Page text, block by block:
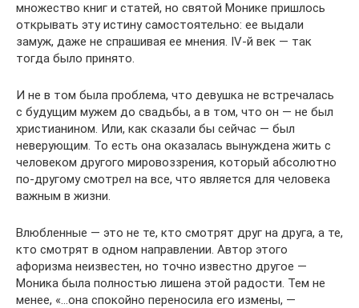
множество книг и статей, но святой Монике пришлось
открывать эту истину самостоятельно: ее выдали
замуж, даже не спрашивая ее мнения. IV-й век — так
тогда было принято.
И не в том была проблема, что девушка не встречалась
с будущим мужем до свадьбы, а в том, что он — не был
христианином. Или, как сказали бы сейчас — был
неверующим. То есть она оказалась вынуждена жить с
человеком другого мировоззрения, который абсолютно
по-другому смотрел на все, что является для человека
важным в жизни.
Влюбленные — это не те, кто смотрят друг на друга, а те,
кто смотрят в одном направлении. Автор этого
афоризма неизвестен, но точно известно другое —
Моника была полностью лишена этой радости. Тем не
менее, «…она спокойно переносила его измены, —